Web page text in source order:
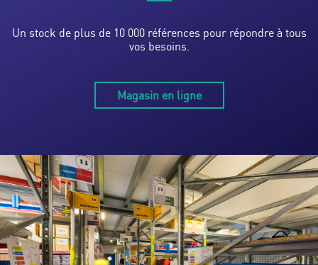
Un stock de plus de 10 000 références pour répondre à tous
vos besoins.
Magasin en ligne